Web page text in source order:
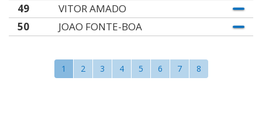
49
VITOR AMADO
50
JOAO FONTE-BOA
1 2 3 4 5 6 7 8